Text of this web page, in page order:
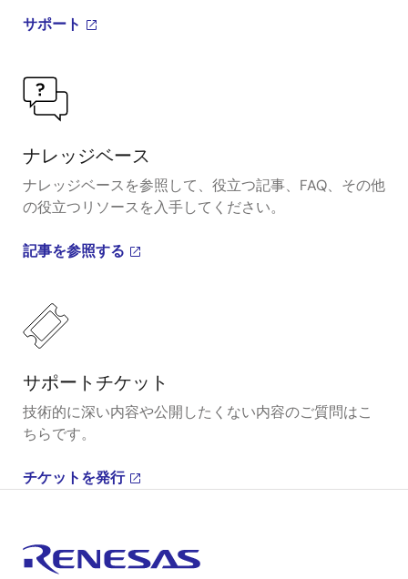
サポート
ナレッジベース
ナレッジベースを参照して、役立つ記事、FAQ、その他
の役立つリソースを入手してください。
記事を参照する
サポートチケット
技術的に深い内容や公開したくない内容のご質問はこ
ちらです。
チケットを発行